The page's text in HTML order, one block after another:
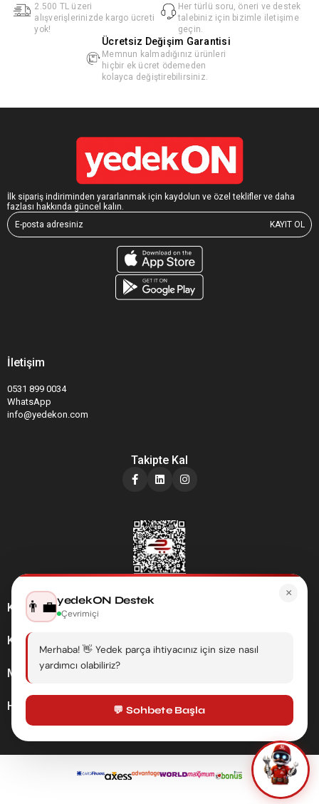
2.500 TL üzeri
alışverişlerinizde kargo ücreti
yok!
Her türlü soru, öneri ve destek
talebiniz için bizimle iletişime
geçin.
Ücretsiz Değişim Garantisi
Memnun kalmadığınız ürünleri
hiçbir ek ücret ödemeden
kolayca değiştirebilirsiniz.
İlk sipariş indiriminden yararlanmak için kaydolun ve özel teklifler ve daha
fazlası hakkında güncel kalın.
KAYIT OL
İletişim
0531 899 0034
WhatsApp
info@yedekon.com
Takipte Kal
Kategoriler
Kurumsal
Müşteri Hizmetleri
Hesabım
×
👨‍💼yedekON Destek
Çevrimiçi
Merhaba! 👋 Yedek parça ihtiyacınız için size nasıl
yardımcı olabiliriz?
💬 Sohbete Başla